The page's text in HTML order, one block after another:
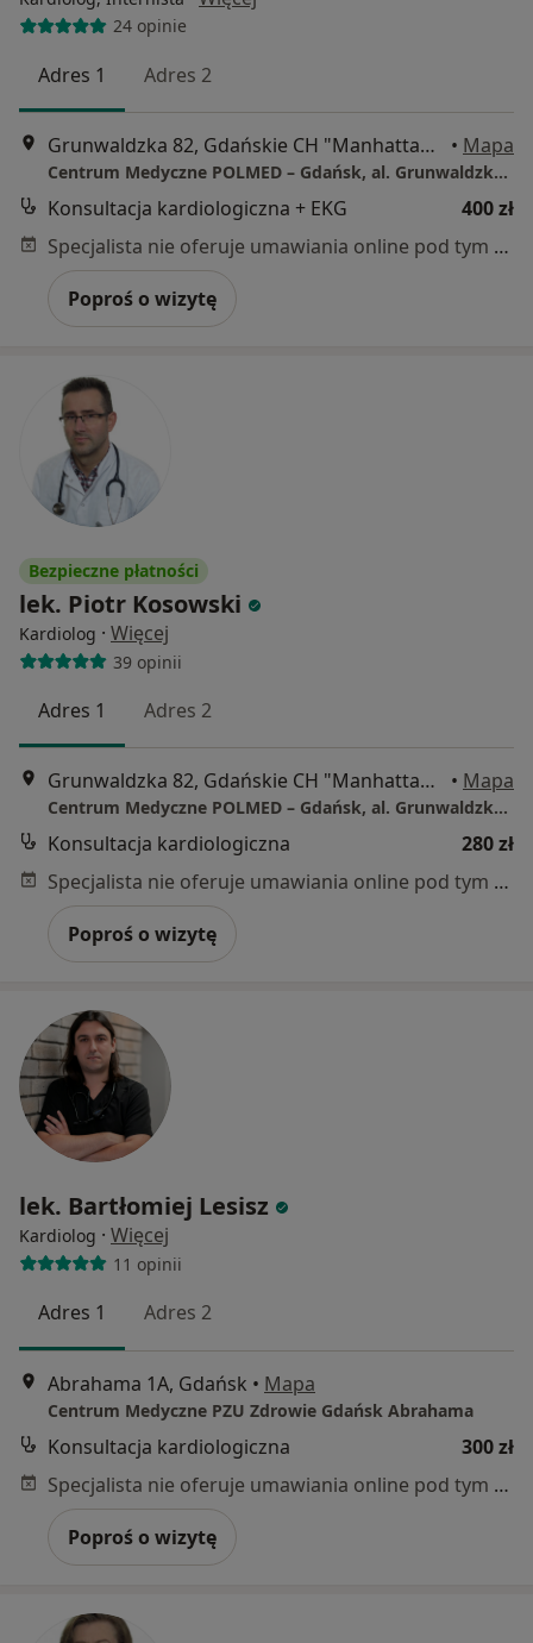
24 opinie
Adres 1 Adres 2
Grunwaldzka 82, Gdańskie CH "Manhattan", Gdańsk • Mapa
Centrum Medyczne POLMED – Gdańsk, al. Grunwaldzka 82
Konsultacja kardiologiczna + EKG
400 zł
Specjalista nie oferuje umawiania online pod tym adresem.
Poproś o wizytę
Bezpieczne płatności
lek. Piotr Kosowski
Kardiolog · Więcej
39 opinii
Adres 1 Adres 2
Grunwaldzka 82, Gdańskie CH "Manhattan", Gdańsk • Mapa
Centrum Medyczne POLMED – Gdańsk, al. Grunwaldzka 82
Konsultacja kardiologiczna
280 zł
Specjalista nie oferuje umawiania online pod tym adresem.
Poproś o wizytę
lek. Bartłomiej Lesisz
Kardiolog · Więcej
11 opinii
Adres 1 Adres 2
Abrahama 1A, Gdańsk • Mapa
Centrum Medyczne PZU Zdrowie Gdańsk Abrahama
Konsultacja kardiologiczna
300 zł
Specjalista nie oferuje umawiania online pod tym adresem.
Poproś o wizytę